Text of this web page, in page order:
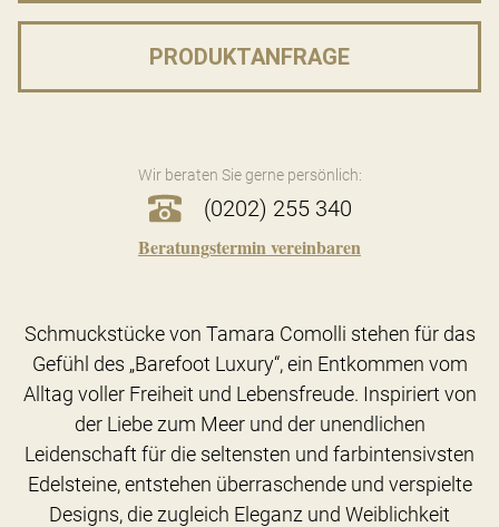
PRODUKTANFRAGE
Wir beraten Sie gerne persönlich:
(0202) 255 340
Beratungstermin vereinbaren
Schmuckstücke von Tamara Comolli stehen für das
Gefühl des „Barefoot Luxury“, ein Entkommen vom
Alltag voller Freiheit und Lebensfreude. Inspiriert von
der Liebe zum Meer und der unendlichen
Leidenschaft für die seltensten und farbintensivsten
Edelsteine, entstehen überraschende und verspielte
Designs, die zugleich Eleganz und Weiblichkeit